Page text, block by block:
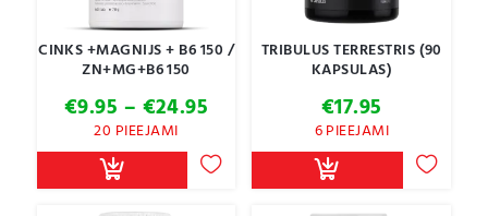
CINKS +MAGNIJS + B6 150 /
ZN+MG+B6 150
€9.95 – €24.95
€9.95
through
€24.95
20 PIEEJAMI
TRIBULUS TERRESTRIS (90
KAPSULAS)
€17.95
6 PIEEJAMI